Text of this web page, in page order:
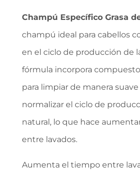
Champú Específico Grasa
champú ideal para cabellos
en el ciclo de producción de
fórmula incorpora
para limpiar de manera
normalizar el ciclo de
natural, lo que hace
entre lavados.
Aumenta el tiempo entre